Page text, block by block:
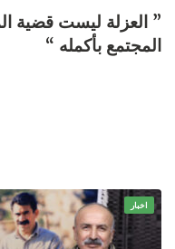
” العزلة ليست قضية
المجتمع بأكمله “
اخبار